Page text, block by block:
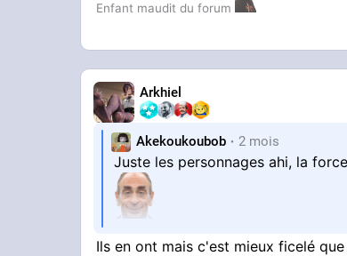
Enfant maudit du forum
Arkhiel
Akekoukoubob 2 mois
Juste les personnages ahi, la
Ils en ont mais c'est mieux ficelé